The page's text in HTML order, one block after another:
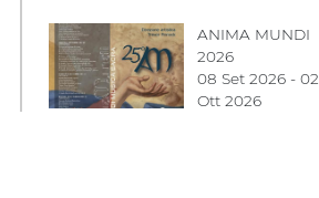
ANIMA MUNDI
2026
08 Set 2026 - 02
Ott 2026